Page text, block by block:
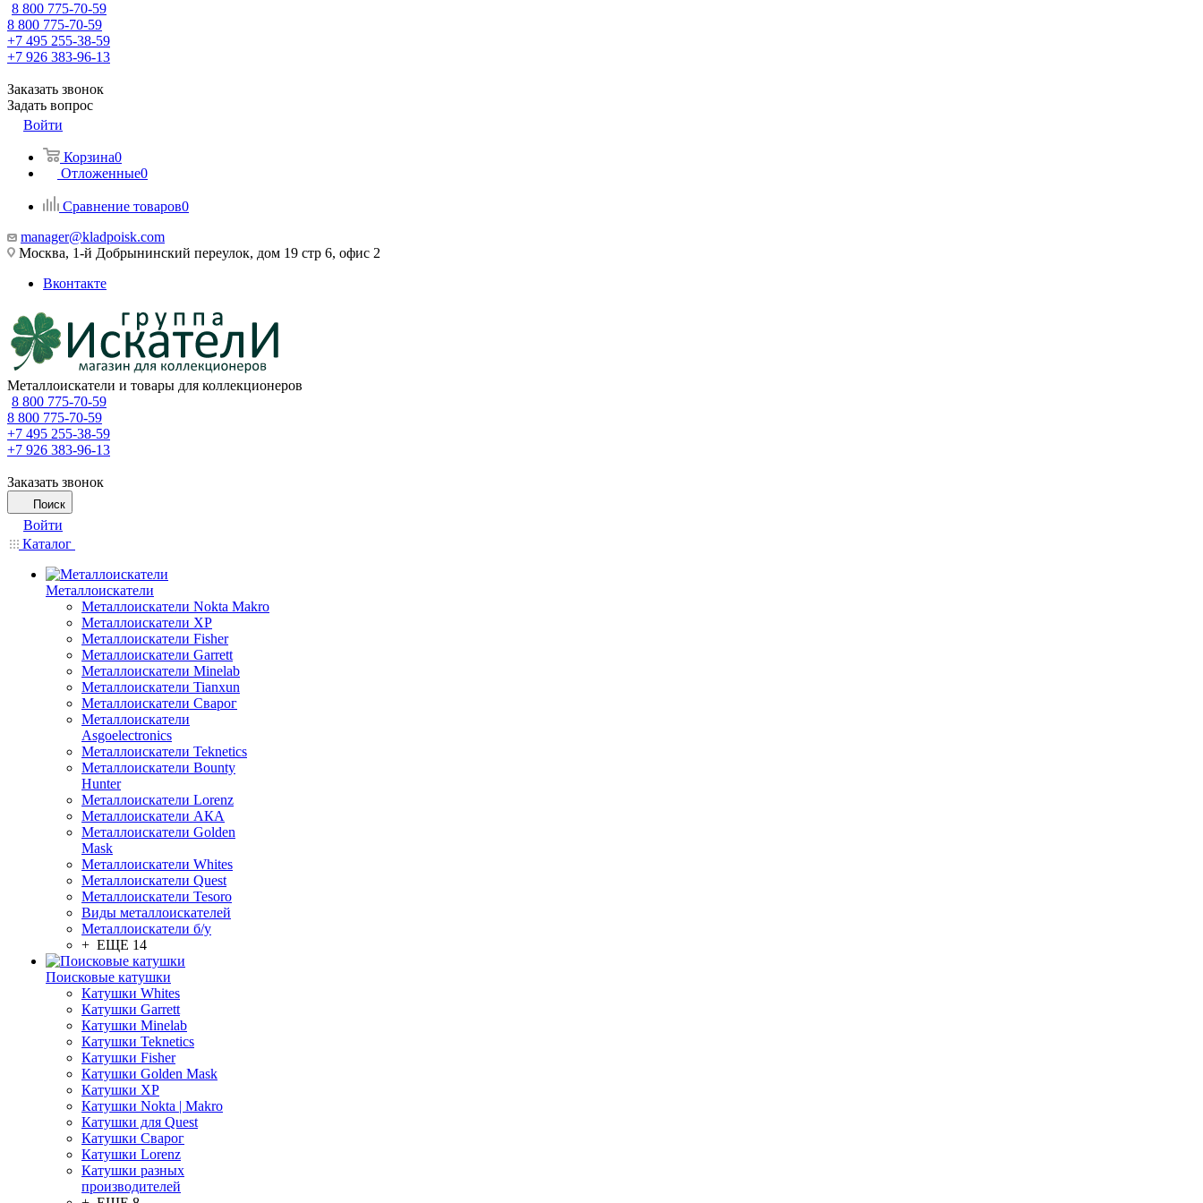
8 800 775-70-59
8 800 775-70-59
+7 495 255-38-59
+7 926 383-96-13
Заказать звонок
Задать вопрос
Войти
Корзина0
Отложенные0
Сравнение товаров0
manager@kladpoisk.com
Москва, 1-й Добрынинский переулок, дом 19 стр 6, офис 2
Вконтакте
Металлоискатели и товары для коллекционеров
8 800 775-70-59
8 800 775-70-59
+7 495 255-38-59
+7 926 383-96-13
Заказать звонок
Поиск
Войти
Каталог
Металлоискатели
Металлоискатели Nokta Makro
Металлоискатели XP
Металлоискатели Fisher
Металлоискатели Garrett
Металлоискатели Minelab
Металлоискатели Tianxun
Металлоискатели Сварог
Металлоискатели
Asgoelectronics
Металлоискатели Teknetics
Металлоискатели Bounty
Hunter
Металлоискатели Lorenz
Металлоискатели АКА
Металлоискатели Golden
Mask
Металлоискатели Whites
Металлоискатели Quest
Металлоискатели Tesoro
Виды металлоискателей
Металлоискатели б/у
+ ЕЩЕ 14
Поисковые катушки
Катушки Whites
Катушки Garrett
Катушки Minelab
Катушки Teknetics
Катушки Fisher
Катушки Golden Mask
Катушки XP
Катушки Nokta | Makro
Катушки для Quest
Катушки Сварог
Катушки Lorenz
Катушки разных
производителей